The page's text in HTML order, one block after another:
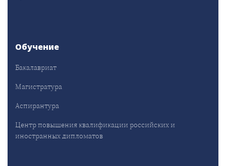
Обучение
Бакалавриат
Магистратура
Аспирантура
Центр повышения квалификации российских и
иностранных дипломатов